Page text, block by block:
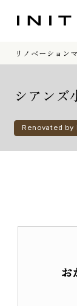
イニシ
WORKS
リノベ
リノベーション
シアンズ
Renovated by
お